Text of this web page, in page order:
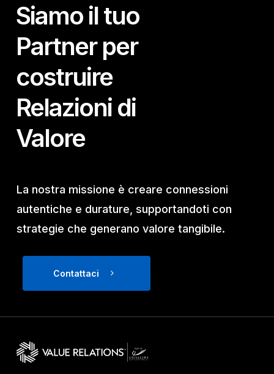
Siamo il tuo
Partner per
costruire
Relazioni di
Valore
La nostra missione è creare connessioni
autentiche e durature, supportandoti con
strategie che generano valore tangibile.
Contattaci